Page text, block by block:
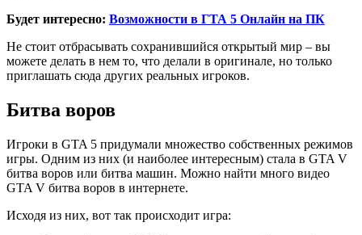
Будет интересно: Возможности в ГТА 5 Онлайн на ПК
Не стоит отбрасывать сохранившийся открытый мир – вы
можете делать в нем то, что делали в оригинале, но только
приглашать сюда других реальных игроков.
Битва воров
Игроки в GTA 5 придумали множество собственных режимов
игры. Одним из них (и наиболее интересным) стала в GTA V
битва воров или битва машин. Можно найти много видео
GTA V битва воров в интернете.
Исходя из них, вот так происходит игра: